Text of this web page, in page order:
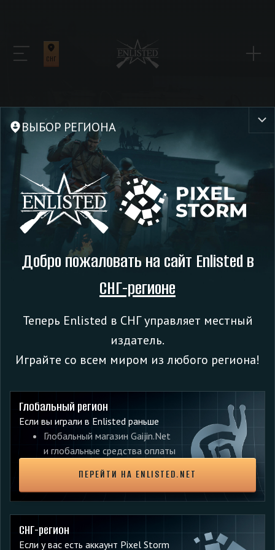
ВЫБОР РЕГИОНА
Добро пожаловать на сайт Enlisted в
СНГ-регионе
Теперь Enlisted в СНГ управляет местный
издатель.
Играйте со всем миром из любого региона!
Глобальный регион
Если вы играли в Enlisted раньше
Глобальный магазин Gaijin.Net
и глобальные средства оплаты
ПЕРЕЙТИ НА ENLISTED.NET
СНГ-регион
Если у вас есть аккаунт Pixel Storm
СНГ
Новости
Обновление 0.5.8.44
ОБНОВЛЕНИЕ 18 июля 2024
союзной техники c 55 очков до 5.
Теперь галочка в чекбоксе «играть за любую
нацию» не устанавливается по умолчанию при
первом запуске или переустановке клиента.
ПОДЕЛИТЕСЬ С ДРУЗЬЯМИ: